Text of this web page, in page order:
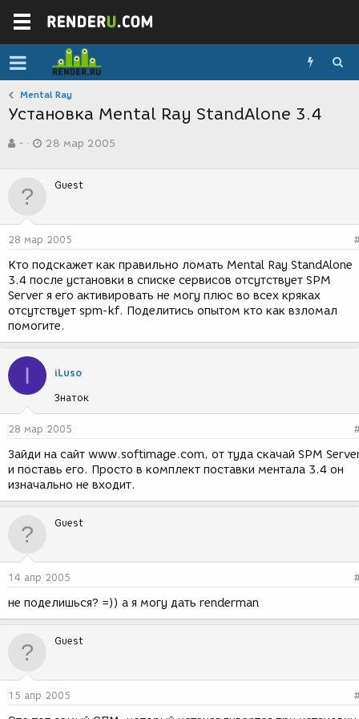
Mental Ray
Установка Mental Ray StandAlone 3.4
в
р
м
-
а
д
н
и
я
28 мар 2005
Guest
28 мар 2005
Кто подскажет как правильно ломать Mental Ray StandAlone
3.4 после установки в списке сервисов отсутствует SPM
Server я его активировать не могу плюс во всех кряках
отсутствует spm-kf. Поделитись опытом кто как взломал
помогите.
I iLuso
Знаток
28 мар 2005
Зайди на сайт www.softimage.com, от туда скачай SPM
и поставь его. Просто в комплект поставки ментала 3.4 он
изначально не входит.
Guest
14 апр 2005
не поделишься? =)) а я могу дать renderman
Guest
15 апр 2005